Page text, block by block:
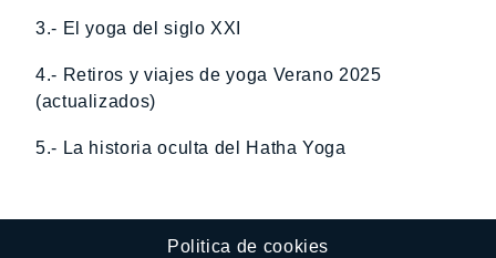
3.- El yoga del siglo XXI
4.- Retiros y viajes de yoga Verano 2025
(actualizados)
5.- La historia oculta del Hatha Yoga
Politica de cookies